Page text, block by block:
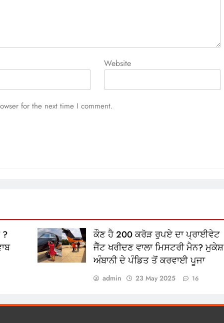
Website
for the next time I comment.
ਕੌਣ ਹੈ 200 ਕਰੋੜ ਰੁਪਏ ਦਾ ਪ੍ਰਾਈਵੇਟ
ਜੈੱਟ ਖਰੀਦਣ ਵਾਲਾ ਮਿਸਟਰੀ ਮੈਨ? ਮੁਕੇਸ਼
ਅੰਬਾਨੀ ਦੇ ਪੰਡਿਤ ਤੋਂ ਕਰਵਾਈ ਪੂਜਾ
admin 23 May 2025 16